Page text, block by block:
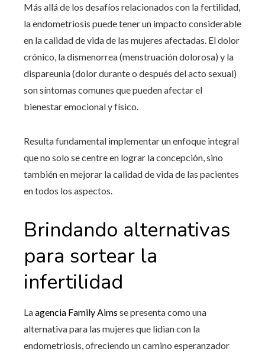
Más allá de los desafíos relacionados con la fertilidad,
la endometriosis puede tener un impacto considerable
en la calidad de vida de las mujeres afectadas. El dolor
crónico, la dismenorrea (menstruación dolorosa) y la
dispareunia (dolor durante o después del acto sexual)
son síntomas comunes que pueden afectar el
bienestar emocional y físico.
Resulta fundamental implementar un enfoque integral
que no solo se centre en lograr la concepción, sino
también en mejorar la calidad de vida de las pacientes
en todos los aspectos.
Brindando alternativas
para sortear la
infertilidad
Laagencia Family Aims se presenta como una
alternativa para las mujeres que lidian con la
endometriosis, ofreciendo un camino esperanzador